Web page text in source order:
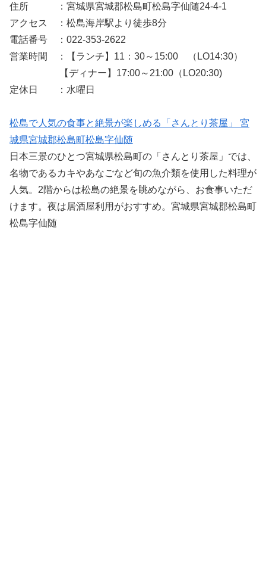
住所 ：宮城県宮城郡松島町松島字仙随24-4-1
アクセス ：松島海岸駅より徒歩8分
電話番号 ：022-353-2622
営業時間 ：【ランチ】11：30～15:00 （LO14:30）
【ディナー】17:00～21:00（LO20:30)
定休日 ：水曜日
松島で人気の食事と絶景が楽しめる「さんとり茶屋」 宮
城県宮城郡松島町松島字仙随
日本三景のひとつ宮城県松島町の「さんとり茶屋」では、
名物であるカキやあなごなど旬の魚介類を使用した料理が
人気。2階からは松島の絶景を眺めながら、お食事いただ
けます。夜は居酒屋利用がおすすめ。宮城県宮城郡松島町
松島字仙随